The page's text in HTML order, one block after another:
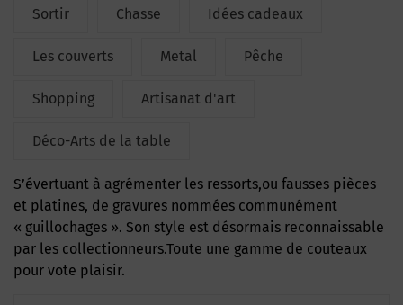
Sortir Chasse Idées cadeaux
Les couverts Metal Pêche
Shopping Artisanat d'art
Déco-Arts de la table
S’évertuant à agrémenter les ressorts,ou fausses pièces
et platines, de gravures nommées communément
« guillochages ». Son style est désormais reconnaissable
par les collectionneurs.Toute une gamme de couteaux
pour vote plaisir.